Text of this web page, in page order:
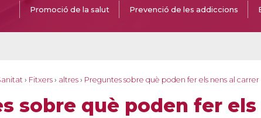
Promoció de la salut Prevenció de les addiccions
› Fitxers › altres › Preguntes sobre què poden fer els nens al carrer
sobre què poden fer